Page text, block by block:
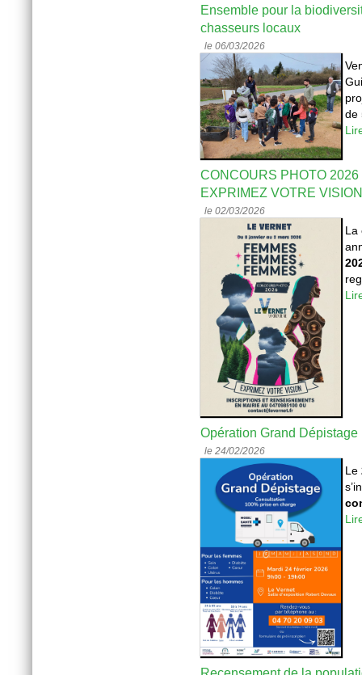
Ensemble pour la
chasseurs locaux
le 06/03/2026
de
CONCOURS PHOTO
EXPRIMEZ VOTRE
le 02/03/2026
La
Opération Grand Dépistage
le 24/02/2026
Le